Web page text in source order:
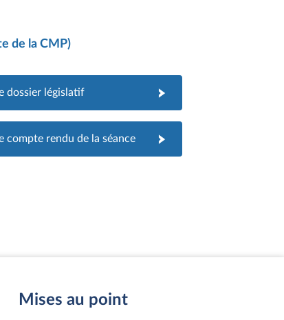
de la CMP)
dossier législatif
compte rendu de la séance
Mises au point